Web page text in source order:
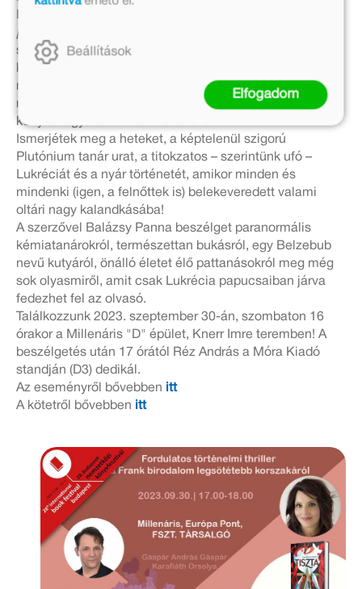
papucsai
sem csoszogó történetével ezúttal a kiskamasz
kedélyeket borzolja s birizgálja. Van benne egy csipetnyi
misztikum, egy mokkáskanál rejtély, egy emberes adag
nyelvi humor és a titkos összetevő, amitől Réz András
könyvei egyszerűen letehetetlenek.
Ismerjétek meg a heteket, a képtelenül szigorú
Plutónium tanár urat, a titokzatos – szerintünk ufó –
Lukréciát és a nyár történetét, amikor minden és
mindenki (igen, a felnőttek is) belekeveredett valami
oltári nagy kalandkásába!
A szerzővel Balázsy Panna beszélget paranormális
kémiatanárokról, természettan bukásról, egy Belzebub
nevű kutyáról, önálló életet élő pattanásokról meg még
sok olyasmiről, amit csak Lukrécia papucsaiban járva
fedezhet fel az olvasó.
Találkozzunk 2023. szeptember 30-án, szombaton 16
órakor a Millenáris "D" épület, Knerr Imre teremben! A
beszélgetés után 17 órától Réz András a Móra Kiadó
standján (D3) dedikál.
Az eseményről bővebben itt
A kötetről bővebben itt
Beállítások
Elfogadom